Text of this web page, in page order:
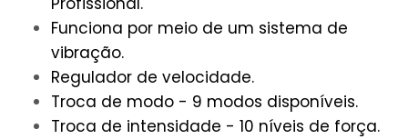
Funciona por meio de um sistema de
vibração.
Regulador de velocidade.
Troca de modo - 9 modos disponíveis.
Troca de intensidade - 10 níveis de força.